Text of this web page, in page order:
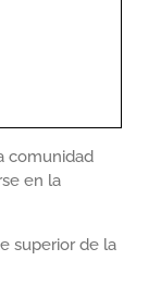
comunidad
en la
superior de la